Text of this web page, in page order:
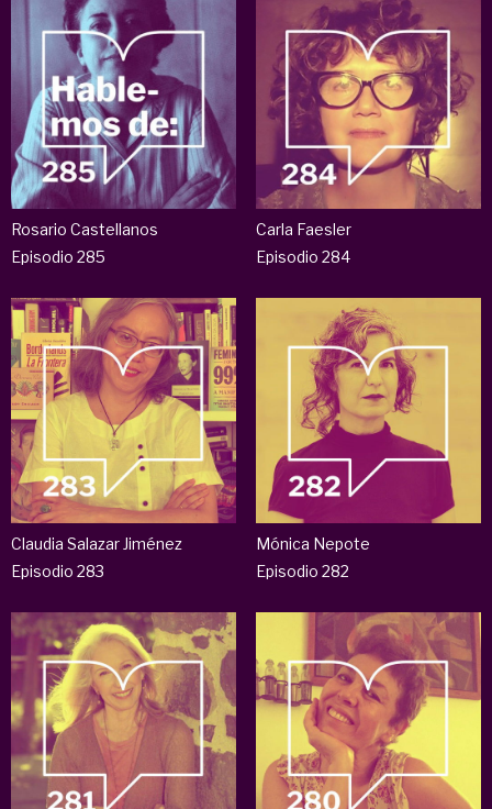
Rosario Castellanos
Episodio 285
Carla Faesler
Episodio 284
Claudia Salazar Jiménez
Episodio 283
Mónica Nepote
Episodio 282